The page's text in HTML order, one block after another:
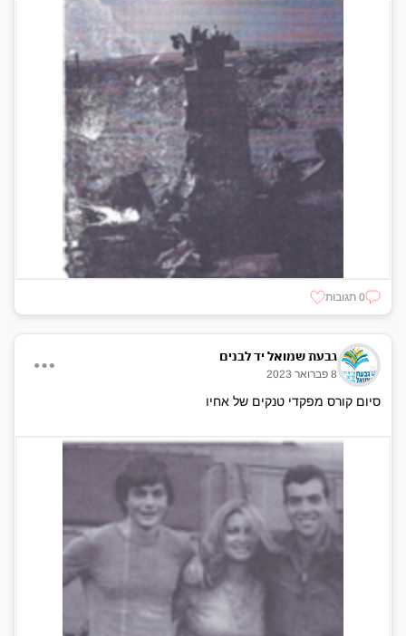
0 תגובות
גבעת שמואל יד לבנים
8 פברואר 2023
סיום קורס מפקדי טנקים של אחיו